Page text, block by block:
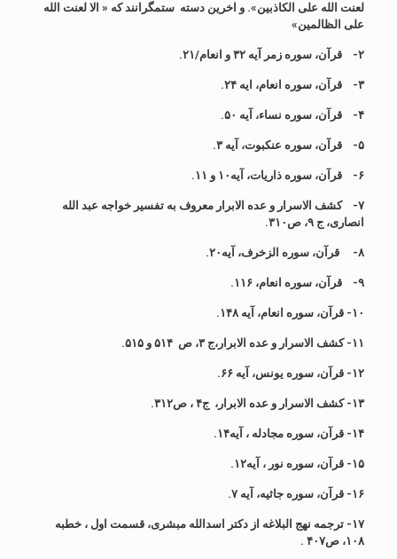
لعنت الله علی الکاذبین». و اخرین دسته ستمگرانند که « الا لعنت الله
علی الظالمین»
۲- قرآن، سوره زمر آیه ۳۲ و انعام/۲۱.
۳- قرآن، سوره انعام، ایه ۲۴.
۴- قرآن، سوره نساء، آیه ۵۰.
۵- قرآن، سوره عنکبوت، آیه ۳.
۶- قرآن، سوره ذاریات، آیه۱۰ و ۱۱.
۷-
کشف الاسرار و عده الابرار معروف به تفسیر خواجه عبد الله
انصاری، ج ۹، ص۳۱۰.
۸- قرآن، سوره الزخرف، آیه۲۰.
۹- قرآن، سوره انعام، ۱۱۶.
۱۰- قرآن، سوره انعام، آیه ۱۴۸.
۱۱- کشف الاسرار و عده الابرار،ج ۳، ص ۵۱۴ و ۵۱۵.
۱۲- قرآن، سوره یونس، آیه ۶۶.
۱۳- کشف الاسرار و عده الابرار، ج۴ ، ص۳۱۲.
۱۴- قرآن، سوره مجادله ، آیه۱۴.
۱۵- قرآن، سوره نور ، آیه۱۲.
۱۶- قرآن، سوره جاثیه، آیه ۷.
۱۷- ترجمه نهج البلاغه از دکتر اسدالله مبشری، قسمت اول ، خطبه
۱۰۸، ص۴۰۷ .